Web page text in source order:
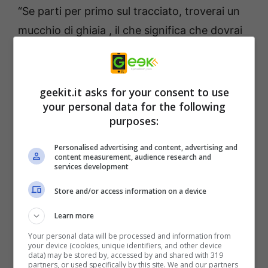
“Se parti per primo sul tracciato, troverai un
mucchio di ghiaia , il che significa che dovrai
lottare per la trazione – questo rende il tutto
più difficile”, ha affermato Jon Armstrong,
Rally Consultant presso Codemasters . “Il
tempo di esecuzione ottimale è
probabilmente intorno al 5°-10° posto dove
trovi la superficie libera, ma non troppo
ruvida per rovinare la macchina o il tuo ritmo”.
geekit.it asks for your consent to use
your personal data for the following
purposes:
Personalised advertising and content, advertising and
content measurement, audience research and
services development
Store and/or access information on a device
Learn more
Your personal data will be processed and information from
your device (cookies, unique identifiers, and other device
data) may be stored by, accessed by and shared with 319
partners, or used specifically by this site. We and our partners